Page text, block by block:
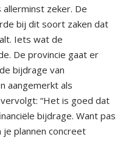
allerminst zeker. De
bij dit soort zaken dat
Iets wat de
De provincie gaat er
bijdrage van
aangemerkt als
“Het is goed dat
bijdrage. Want pas
plannen concreet